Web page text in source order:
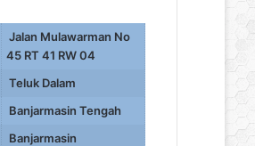
Jalan Mulawarman No
45 RT 41 RW 04
Teluk Dalam
Banjarmasin Tengah
Banjarmasin